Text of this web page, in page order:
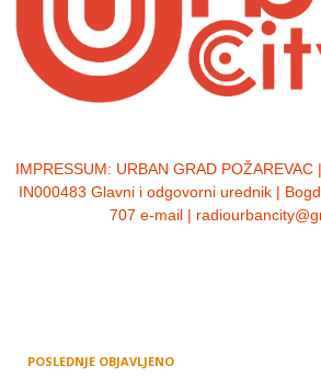
IMPRESSUM: URBAN GRAD POŽAREVAC
IN000483 Glavni i odgovorni urednik |
707 e-mail |
POSLEDNJE OBJAVLJENO